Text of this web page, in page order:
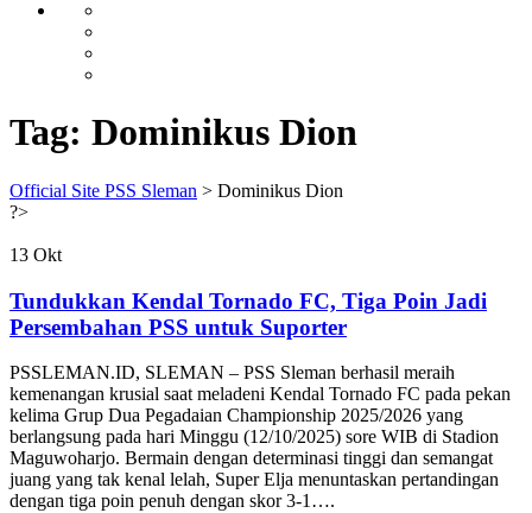
Tag: Dominikus Dion
Official Site PSS Sleman > Dominikus Dion
?>
13 Okt
Tundukkan Kendal Tornado FC, Tiga Poin Jadi
Persembahan PSS untuk Suporter
PSSLEMAN.ID, SLEMAN – PSS Sleman berhasil meraih
kemenangan krusial saat meladeni Kendal Tornado FC pada pekan
kelima Grup Dua Pegadaian Championship 2025/2026 yang
berlangsung pada hari Minggu (12/10/2025) sore WIB di Stadion
Maguwoharjo. Bermain dengan determinasi tinggi dan semangat
juang yang tak kenal lelah, Super Elja menuntaskan pertandingan
dengan tiga poin penuh dengan skor 3-1….